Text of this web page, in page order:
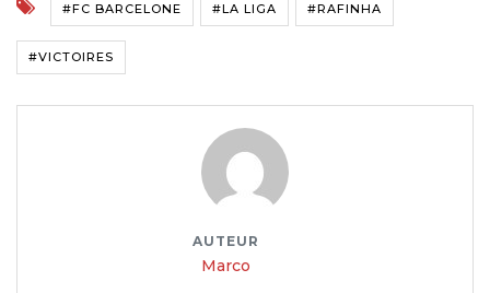
#FC BARCELONE #LA LIGA #RAFINHA
#VICTOIRES
AUTEUR
Marco